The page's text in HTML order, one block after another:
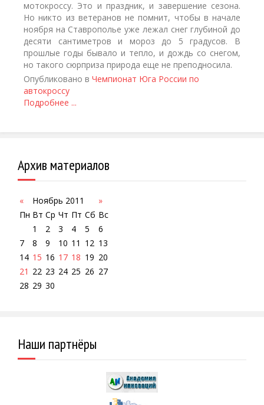
мотокроссу. Это и праздник, и завершение сезона.
Но никто из ветеранов не помнит, чтобы в начале
ноября на Ставрополье уже лежал снег глубиной до
десяти сантиметров и мороз до 5 градусов. В
прошлые годы бывало и тепло, и дождь со снегом,
но такого сюрприза природа еще не преподносила.
Опубликовано в Чемпионат Юга России по
автокроссу
Подробнее ...
Архив материалов
« Ноябрь 2011
»
Пн Вт Ср Чт Пт Сб Вс
1
2 3 4 5
6
7
8 9 10 11 12 13
14 15 16 17 18 19 20
21 22 23 24 25 26 27
28 29 30
Наши партнёры